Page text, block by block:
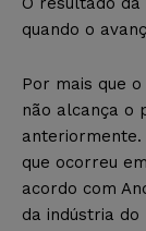
quando o
Por mais que
não alcança o
anteriormente.
que ocorreu
acordo com
da indústria do